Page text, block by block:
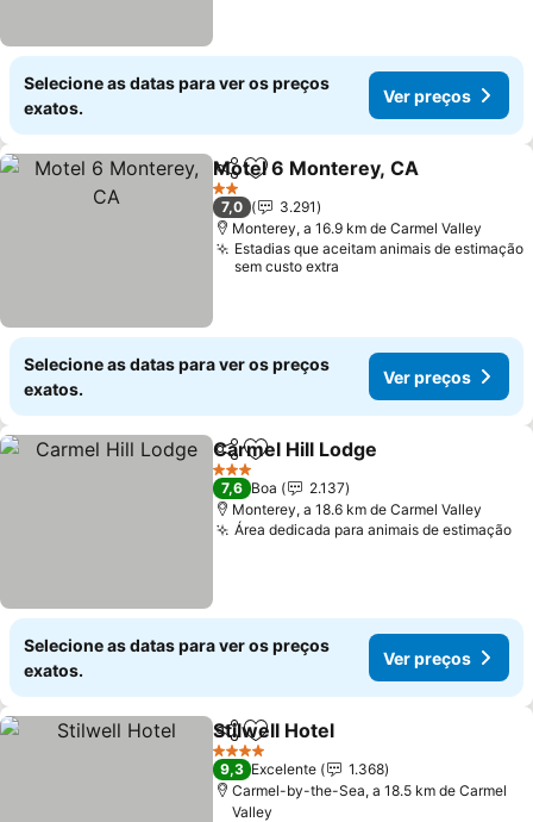
Selecione as datas para ver os preços
exatos.
Ver preços
PartilharAdicionar aos favoritos
Motel 6 Monterey, CA
2 Estrelas
7,0
3.291
Monterey, a 16.9 km de Carmel Valley
Estadias que aceitam animais de estimação
sem custo extra
Selecione as datas para ver os preços
exatos.
Ver preços
PartilharAdicionar aos favoritos
Carmel Hill Lodge
3 Estrelas
7,6 Boa
2.137
Monterey, a 18.6 km de Carmel Valley
Área dedicada para animais de estimação
Selecione as datas para ver os preços
exatos.
Ver preços
PartilharAdicionar aos favoritos
Stilwell Hotel
4 Estrelas
9,3 Excelente
1.368
Carmel-by-the-Sea, a 18.5 km de Carmel
Valley